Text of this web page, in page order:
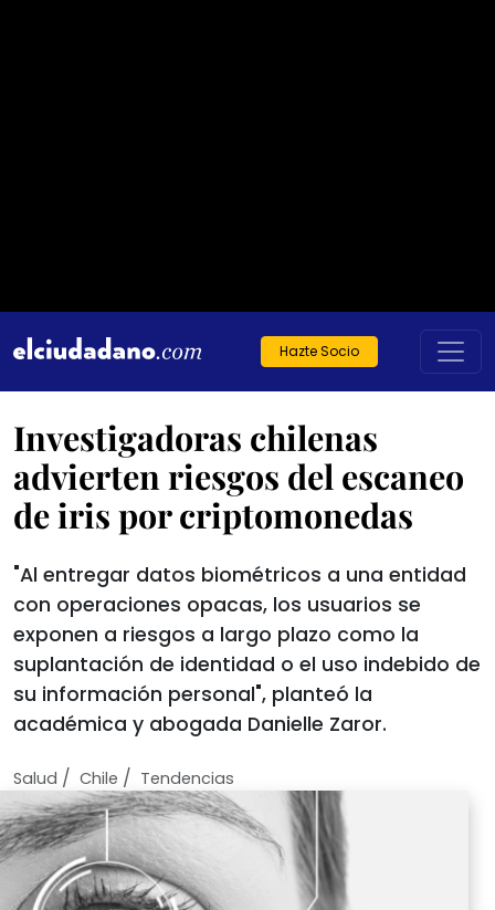
Hazte Socio
Investigadoras chilenas
advierten riesgos del escaneo
de iris por criptomonedas
"Al entregar datos biométricos a una entidad
con operaciones opacas, los usuarios se
exponen a riesgos a largo plazo como la
suplantación de identidad o el uso indebido de
su información personal", planteó la
académica y abogada Danielle Zaror.
Salud / Chile / Tendencias